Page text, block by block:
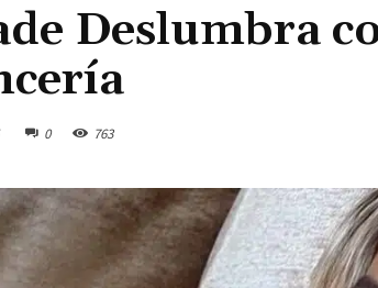
Deslumbra
0 763